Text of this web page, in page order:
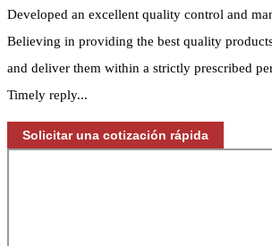
Developed an excellent quality control and
Believing in providing the best quality
and deliver them within a strictly prescribed
Timely reply...
Solicitar una cotización rápida